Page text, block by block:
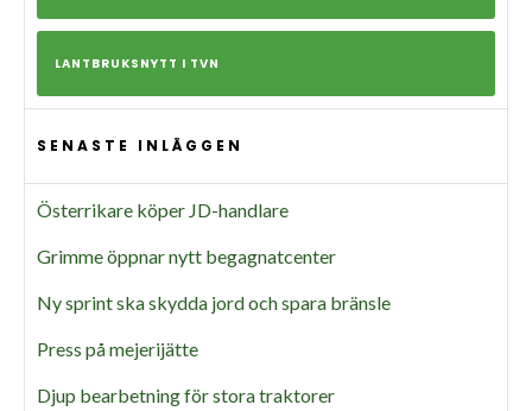
LANTBRUKSNYTT I TVN
SENASTE INLÄGGEN
Österrikare köper JD-handlare
Grimme öppnar nytt begagnatcenter
Ny sprint ska skydda jord och spara bränsle
Press på mejerijätte
Djup bearbetning för stora traktorer